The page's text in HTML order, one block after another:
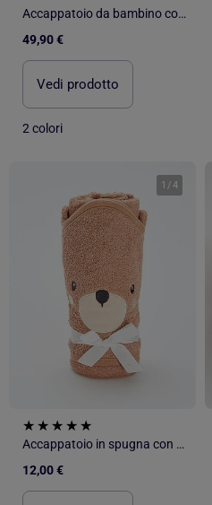
Accappatoio da bambino con cappuccio in spugna di cotone boucl? COCOON
49,90 €
Vedi prodotto
2 colori
1 /4
Accappatoio in spugna con orecchie di animali
12,00 €